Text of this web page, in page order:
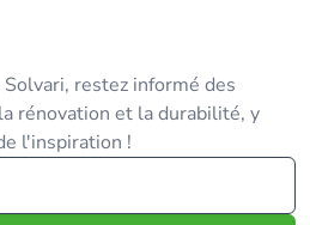
restez informé des
rénovation et la durabilité, y
l'inspiration !